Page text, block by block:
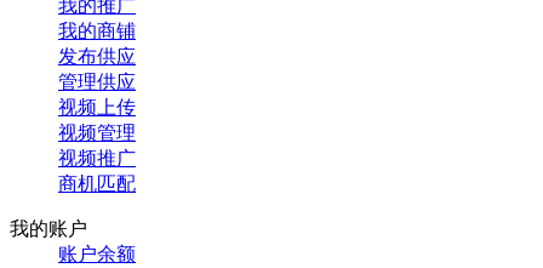
我的推广
我的商铺
发布供应
管理供应
视频上传
视频管理
视频推广
商机匹配
我的账户
账户余额